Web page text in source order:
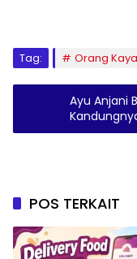
Tag: Orang Kaya
Ayu Anjani
Labuan Bajo
POS TERKAIT